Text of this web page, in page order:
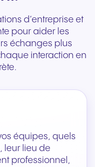
d’entreprise et
pour aider les
échanges plus
interaction en
équipes, quels
leur lieu de
professionnel,